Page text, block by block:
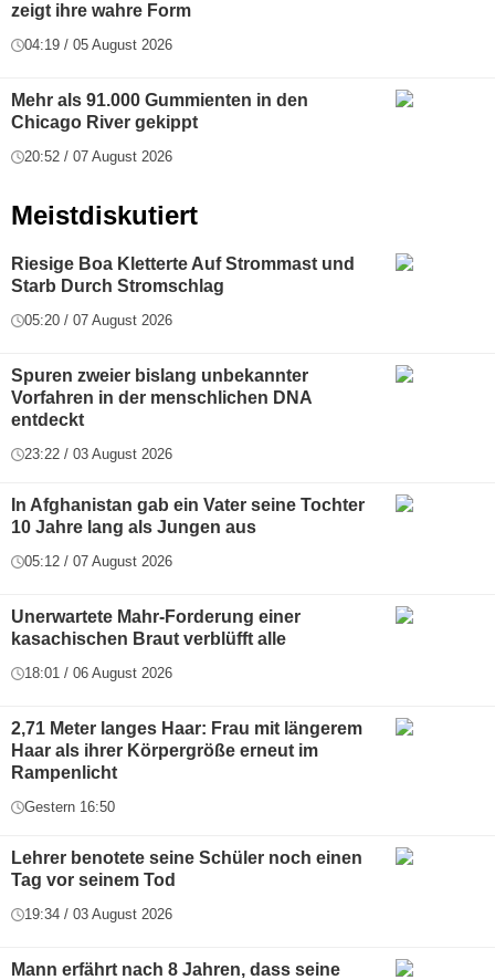
zeigt ihre wahre Form
04:19 / 05 August 2026
Mehr als 91.000 Gummienten in den
Chicago River gekippt
20:52 / 07 August 2026
Meistdiskutiert
Riesige Boa Kletterte Auf Strommast und
Starb Durch Stromschlag
05:20 / 07 August 2026
Spuren zweier bislang unbekannter
Vorfahren in der menschlichen DNA
entdeckt
23:22 / 03 August 2026
In Afghanistan gab ein Vater seine Tochter
10 Jahre lang als Jungen aus
05:12 / 07 August 2026
Unerwartete Mahr-Forderung einer
kasachischen Braut verblüfft alle
18:01 / 06 August 2026
2,71 Meter langes Haar: Frau mit längerem
Haar als ihrer Körpergröße erneut im
Rampenlicht
Gestern 16:50
Lehrer benotete seine Schüler noch einen
Tag vor seinem Tod
19:34 / 03 August 2026
Mann erfährt nach 8 Jahren, dass seine